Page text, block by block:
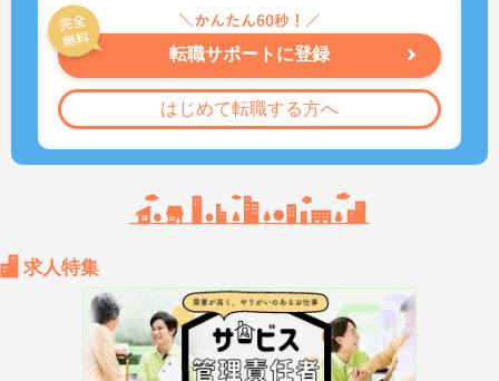
転職サポートに登録
はじめて転職する方へ
求人特集